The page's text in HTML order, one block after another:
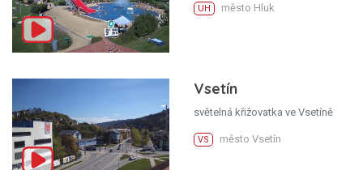
UH město Hluk
Vsetín
světelná křižovatka ve Vsetíně
VS město Vsetín